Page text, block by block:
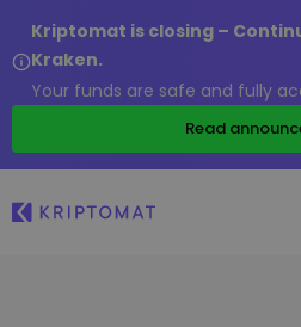
Kriptomat is closing –
Kraken.
Your funds are safe and fully
Read